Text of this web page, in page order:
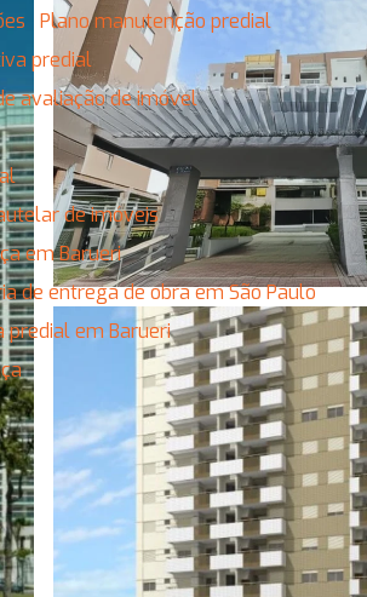
Plano manutenção predial
predial
avaliação de imóvel
de imóveis
em Barueri
de entrega de obra em São Paulo
predial em Barueri